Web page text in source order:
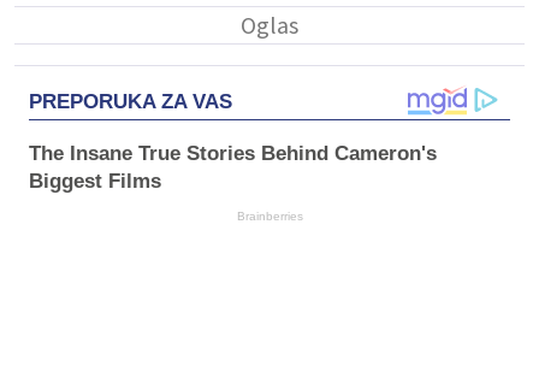
PREPORUKA ZA VAS
The Insane True Stories Behind Cameron's
Biggest Films
Brainberries